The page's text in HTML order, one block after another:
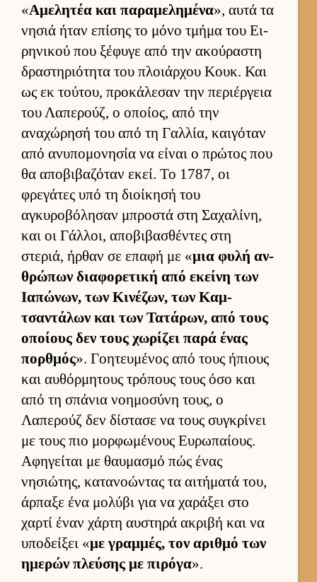
«Αμελητέα και παραμελημένα», αυτά τα
νησιά ήταν επίσης το μόνο τμήμα του Ει­
ρηνικού που ξέφυγε από την ακού­ραστη
δραστηριότητα του πλοιάρ­χου Κουκ. Και
ως εκ τού­του, προκάλεσαν την περιέρ­γεια
του Λαπερούζ, ο οποί­ος, από την
αναχώρησή του από τη Γαλ­λία, και­γόταν
από ανυπομονησία να εί­ναι ο πρώτος που
θα αποβιβαζόταν εκεί. Το 1787, οι
φρεγάτες υπό τη διοί­κησή του
αγκυροβόλησαν μπροστά στη Σαχαλίνη,
και οι Γάλ­λοι, αποβιβασθέντες στη
στεριά, ήρ­θαν σε επαφή με «μια φυλή αν­
θρώπων δια­φορετική από εκείνη των
Ια­πώνων, των Κινέζων, των Καμ­
τσαντάλων και των Τατάρων, από τους
οποί­ους δεν τους χωρίζει παρά ένας
πορ­θμός». Γοη­τευ­μένος από τους ήπιους
και αυ­θόρ­μητους τρόπους τους όσο και
από τη σπάνια νοη­μοσύνη τους, ο
Λαπερούζ δεν δίστασε να τους συγκρίνει
με τους πιο μορ­φωμένους Ευ­ρωπαί­ους.
Αφηγεί­ται με θαυ­μασμό πώς ένας
νησιώτης, κατανοώντας τα αι­τήματά του,
άρ­παξε ένα μολύβι για να χαράξει στο
χαρτί έναν χάρτη αυ­στηρά ακριβή και να
υποδεί­ξει «με γραμ­μές, τον αριθμό των
ημερών πλεύ­σης με πιρόγα».